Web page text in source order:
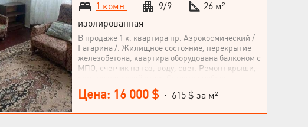
1 комн.
9/9
26 м²
изолированная
В продаже 1 к. квартира пр. Аэрокосмический /
Гагарина /. Жилищное состояние, перекрытие
железобетона, квартира оборудована балконом с
МПО, счетчик на газ, воду, свет. Ремонт крыши,
Хорошая транспортная развязка.
Цена: 16 000 $ · 615 $ за м²